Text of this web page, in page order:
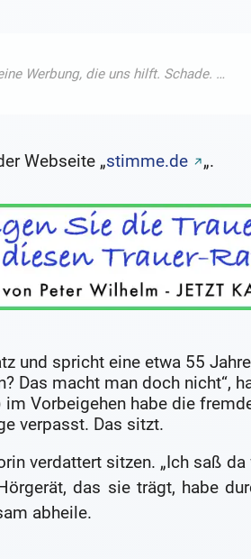
Webseite „stimme.de „.
und spricht eine etwa 55
Das macht man doch nicht“,
Vorbeigehen habe die
verpasst. Das sitzt.
verdattert sitzen. „Ich saß
das sie trägt, habe
abheile.